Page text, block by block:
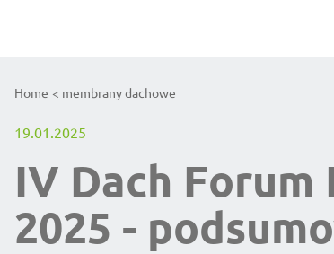
Home membrany dachowe
19.01.2025
IV Dach Forum
2025 -